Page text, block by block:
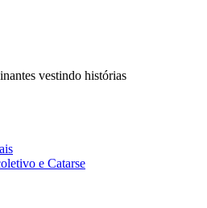
vestindo histórias
e Catarse